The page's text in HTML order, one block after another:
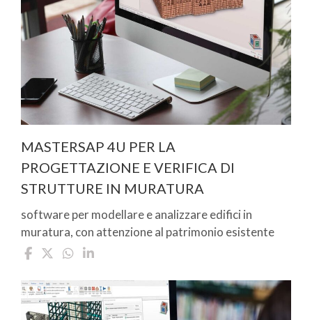
MASTERSAP 4U PER LA
PROGETTAZIONE E VERIFICA DI
STRUTTURE IN MURATURA
software per modellare e analizzare edifici in
muratura, con attenzione al patrimonio esistente